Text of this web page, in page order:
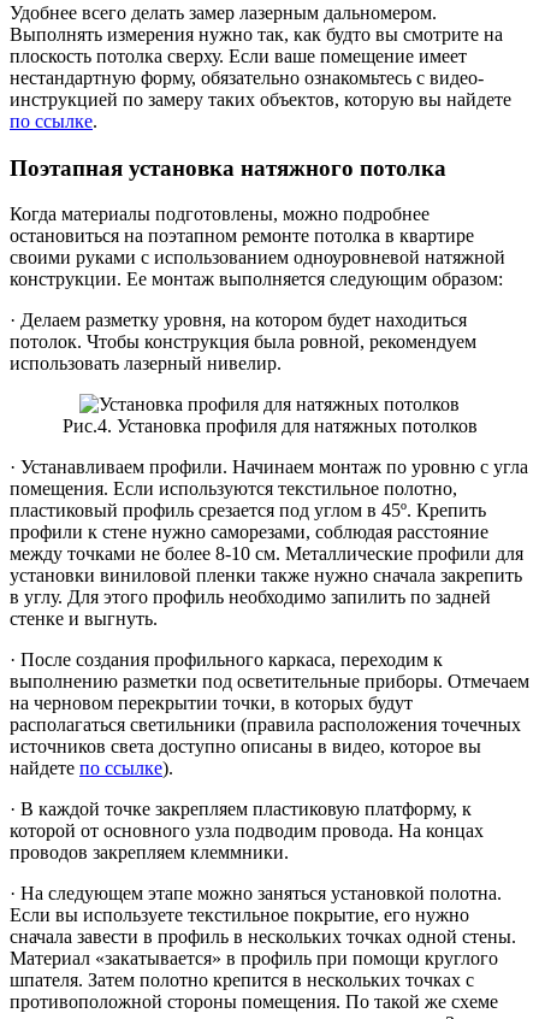
Удобнее всего делать замер лазерным дальномером.
Выполнять измерения нужно так, как будто вы смотрите на
плоскость потолка сверху. Если ваше помещение имеет
нестандартную форму, обязательно ознакомьтесь с видео-
инструкцией по замеру таких объектов, которую вы найдете
по ссылке.
Поэтапная установка натяжного потолка
Когда материалы подготовлены, можно подробнее
остановиться на поэтапном ремонте потолка в квартире
своими руками с использованием одноуровневой натяжной
конструкции. Ее монтаж выполняется следующим образом:
· Делаем разметку уровня, на котором будет находиться
потолок. Чтобы конструкция была ровной, рекомендуем
использовать лазерный нивелир.
Рис.4. Установка профиля для натяжных потолков
· Устанавливаем профили. Начинаем монтаж по уровню с угла
помещения. Если используются текстильное полотно,
пластиковый профиль срезается под углом в 45º. Крепить
профили к стене нужно саморезами, соблюдая расстояние
между точками не более 8-10 см. Металлические профили для
установки виниловой пленки также нужно сначала закрепить
в углу. Для этого профиль необходимо запилить по задней
стенке и выгнуть.
· После создания профильного каркаса, переходим к
выполнению разметки под осветительные приборы. Отмечаем
на черновом перекрытии точки, в которых будут
располагаться светильники (правила расположения точечных
источников света доступно описаны в видео, которое вы
найдете по ссылке).
· В каждой точке закрепляем пластиковую платформу, к
которой от основного узла подводим провода. На концах
проводов закрепляем клеммники.
· На следующем этапе можно заняться установкой полотна.
Если вы используете текстильное покрытие, его нужно
сначала завести в профиль в нескольких точках одной стены.
Материал «закатывается» в профиль при помощи круглого
шпателя. Затем полотно крепится в нескольких точках с
противоположной стороны помещения. По такой же схеме